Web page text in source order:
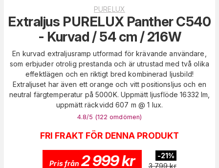
PURELUX
Extraljus PURELUX Panther C540
- Kurvad / 54 cm / 216W
En kurvad extraljusramp utformad för krävande användare,
som erbjuder otrolig prestanda och är utrustad med två olika
effektlägen och en riktigt bred kombinerad ljusbild!
Extraljuset har även ett orange och vitt positionsljus och en
neutral färgtemperatur på 5000K. Uppmätt ljusflöde 16332 lm,
uppmätt räckvidd 607 m @ 1 lux.
4.8/5 (122 omdömen)
FRI FRAKT FÖR DENNA PRODUKT
Pris från 2 999kr -21%
3 799 kr